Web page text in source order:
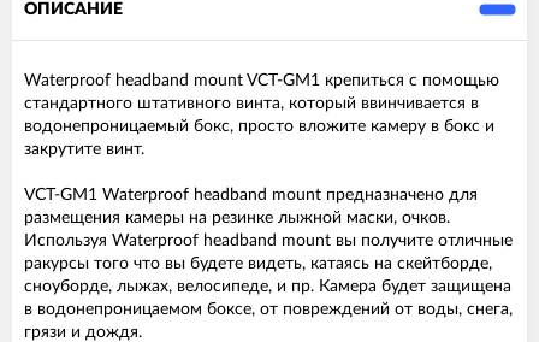
ОПИСАНИЕ
Waterproof headband mount VCT-GM1 крепиться с помощью
стандартного штативного винта, который ввинчивается в
водонепроницаемый бокс, просто вложите камеру в бокс и
закрутите винт.
VCT-GM1 Waterproof headband mount предназначено для
размещения камеры на резинке лыжной маски, очков.
Используя Waterproof headband mount вы получите отличные
ракурсы того что вы будете видеть, катаясь на скейтборде,
сноуборде, лыжах, велосипеде, и пр. Камера будет защищена
в водонепроницаемом боксе, от повреждений от воды, снега,
грязи и дождя.